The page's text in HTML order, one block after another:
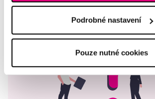
Podrobné nastavení
Pouze nutné cookies